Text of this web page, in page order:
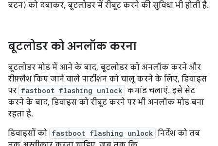
बटन) को दबाकर, बूटलोडर में रीबूट करने की सुविधा भी होती है.
बूटलोडर को अनलॉक करना
बूटलोडर मोड में आने के बाद, बूटलोडर को अनलॉक करने और
रीफ़्लैश किए जाने वाले पार्टीशन को चालू करने के लिए, डिवाइस
पर fastboot flashing unlock कमांड चलाएं. इसे सेट
करने के बाद, डिवाइस को रीबूट करने पर भी अनलॉक मोड बना
रहता है.
डिवाइसों को fastboot flashing unlock निर्देश को तब